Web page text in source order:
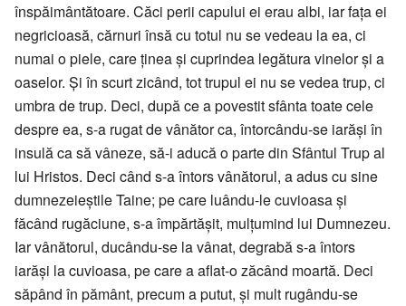
înspăimântătoare. Căci perii capului ei erau albi, iar fața ei
negricioasă, cărnuri însă cu totul nu se vedeau la ea, ci
numai o piele, care ținea și cuprindea legătura vinelor și a
oaselor. Și în scurt zicând, tot trupul ei nu se vedea trup, ci
umbra de trup. Deci, după ce a povestit sfânta toate cele
despre ea, s-a rugat de vânător ca, întorcându-se iarăși în
insulă ca să vâneze, să-i aducă o parte din Sfântul Trup al
lui Hristos. Deci când s-a întors vânătorul, a adus cu sine
dumnezeieștile Taine; pe care luându-le cuvioasa și
făcând rugăciune, s-a împărtășit, mulțumind lui Dumnezeu.
Iar vânătorul, ducându-se la vânat, degrabă s-a întors
iarăși la cuvioasa, pe care a aflat-o zăcând moartă. Deci
săpând în pământ, precum a putut, și mult rugându-se